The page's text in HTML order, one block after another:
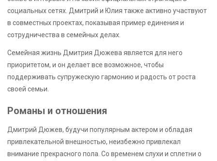
социальных сетях. Дмитрий и Юлия также активно участвуют
в совместных проектах, показывая пример единения и
сотрудничества в семейных делах.
Семейная жизнь Дмитрия Дюжева является для него
приоритетом, и он делает все возможное, чтобы
поддерживать супружескую гармонию и радость от роста
своей семьи.
Романы и отношения
Дмитрий Дюжев, будучи популярным актером и обладая
привлекательной внешностью, неизбежно привлекал
внимание прекрасного пола. Со временем слухи и сплетни о